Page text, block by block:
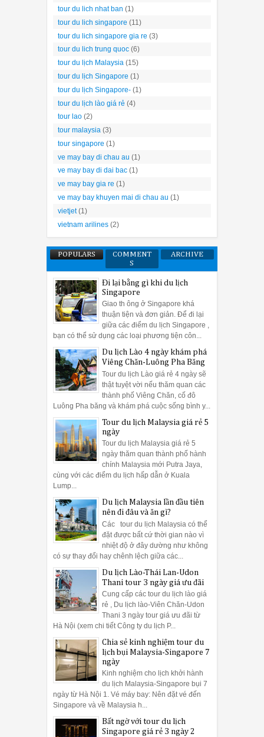
tour du lich nhat ban (1)
tour du lich singapore (11)
tour du lich singapore gia re (3)
tour du lich trung quoc (6)
tour du lịch Malaysia (15)
tour du lịch Singapore (1)
tour du lịch Singapore- (1)
tour du lịch lào giá rẻ (4)
tour lao (2)
tour malaysia (3)
tour singapore (1)
ve may bay di chau au (1)
ve may bay di dai bac (1)
ve may bay gia re (1)
ve may bay khuyen mai di chau au (1)
vietjet (1)
vietnam arilines (2)
POPULARS
COMMENT
S
ARCHIVE
Đi lại bằng gì khi du lịch
Singapore
Giao th ông ở Singapore khá
thuận tiện và đơn giản. Để đi lại
giữa các điểm du lịch Singapore ,
bạn có thể sử dụng các loại phương tiện côn...
Du lịch Lào 4 ngày khám phá
Viêng Chăn-Luông Pha Băng
Tour du lịch Lào giá rẻ 4 ngày sẽ
thật tuyệt vời nếu thăm quan các
thành phố Viêng Chăn, cố đô
Luông Pha băng và khám phá cuộc sống bình y...
Tour du lịch Malaysia giá rẻ 5
ngày
Tour du lịch Malaysia giá rẻ 5
ngày thăm quan thành phố hành
chính Malaysia mới Putra Jaya,
cùng với các điểm du lịch hấp dẫn ở Kuala
Lump...
Du lịch Malaysia lần đầu tiên
nên đi đâu và ăn gì?
Các tour du lịch Malaysia có thể
đặt được bất cứ thời gian nào vì
nhiệt độ ở đây dường như không
có sự thay đổi hay chênh lệch giữa các...
Du lịch Lào-Thái Lan-Udon
Thani tour 3 ngày giá ưu đãi
Cung cấp các tour du lịch lào giá
rẻ , Du lịch lào-Viên Chăn-Udon
Thani 3 ngày tour giá ưu đãi từ
Hà Nội (xem chi tiết Công ty du lịch P...
Chia sẻ kinh nghiệm tour du
lịch bụi Malaysia-Singapore 7
ngày
Kinh nghiệm cho lịch khởi hành
du lịch Malaysia-Singapore bụi 7
ngày từ Hà Nội 1. Vé máy bay: Nên đặt vé đến
Singapore và về Malaysia h...
Bất ngờ với tour du lịch
Singapore giá rẻ 3 ngày 2